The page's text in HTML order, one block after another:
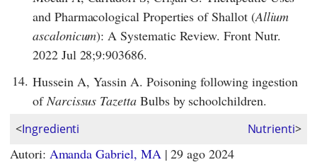
and Pharmacological Properties of Shallot (Allium
ascalonicum): A Systematic Review. Front Nutr.
2022 Jul 28;9:903686.
14. Hussein A, Yassin A. Poisoning following ingestion
ofNarcissus TazettaBulbs by schoolchildren.
<Ingredienti Nutrienti>
Autori: Amanda Gabriel, MA|29 ago 2024